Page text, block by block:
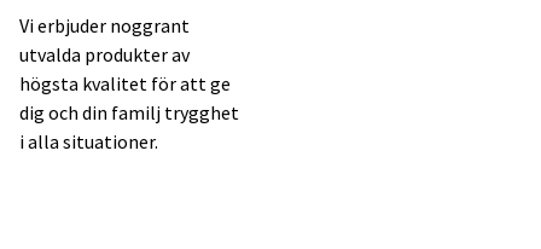
Vi erbjuder noggrant
utvalda produkter av
högsta kvalitet för att ge
dig och din familj trygghet
i alla situationer.